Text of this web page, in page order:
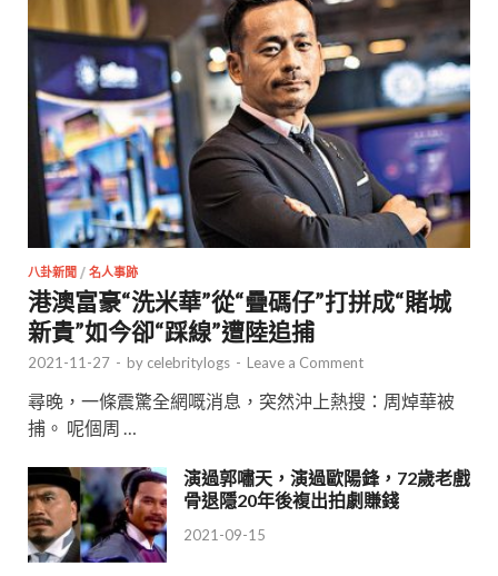
八卦新聞 / 名人事跡
港澳富豪“洗米華”從“疊碼仔”打拼成“賭城
新貴”如今卻“踩線”遭陸追捕
2021-11-27 - by celebritylogs - Leave a Comment
尋晚，一條震驚全網嘅消息，突然沖上熱搜：周焯華被
捕。 呢個周 …
演過郭嘯天，演過歐陽鋒，72歲老戲
骨退隱20年後複出拍劇賺錢
2021-09-15